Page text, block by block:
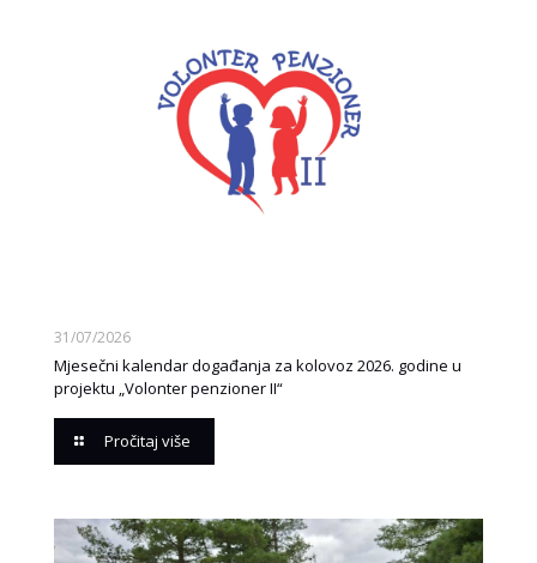
31/07/2026
Mjesečni kalendar događanja za kolovoz 2026. godine u
projektu „Volonter penzioner II“
Pročitaj više